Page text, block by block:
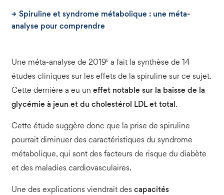
Spiruline et syndrome métabolique : une méta-
analyse pour comprendre
Une méta-analyse de 20196a fait la synthèse de 14
études cliniques sur les effets de la spiruline sur ce sujet.
Cette dernière a eu un effet notable sur la baisse de la
glycémie à jeun et du cholestérol LDL et total.
Cette étude suggère donc que la prise de spiruline
pourrait diminuer des caractéristiques du syndrome
métabolique, qui sont des facteurs de risque du diabète
et des maladies cardiovasculaires.
Une des explications viendrait descapacités